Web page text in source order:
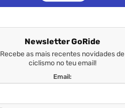
Newsletter GoRide
Recebe as mais recentes novidades de
ciclismo no teu email!
Email: